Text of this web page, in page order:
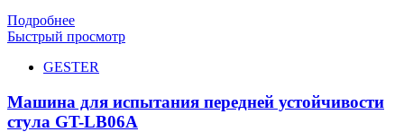
Подробнее
Быстрый просмотр
GESTER
Машина для испытания передней устойчивости
стула GT-LB06A